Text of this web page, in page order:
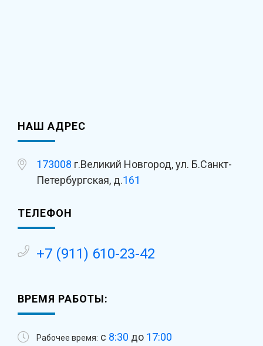
НАШ АДРЕС
173008 г.Великий Новгород, ул. Б.Санкт-
Петербургская, д.161
ТЕЛЕФОН
+7 (911) 610-23-42
ВРЕМЯ РАБОТЫ:
Рабочее время: с 8:30 до 17:00